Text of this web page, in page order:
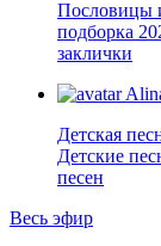
Пословицы
подборка
заклички
Детская
Детские
песен
Весь эфир